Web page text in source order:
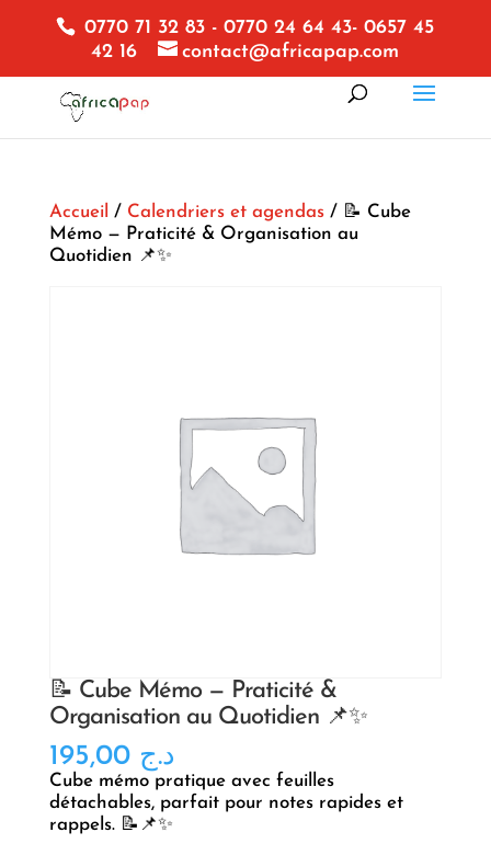
0770 71 32 83 - 0770 24 64 43- 0657 45
42 16
contact@africapap.com
Accueil / Calendriers et agendas/ 📝 Cube
Mémo — Praticité & Organisation au
Quotidien 📌✨
📝 Cube Mémo — Praticité &
Organisation au Quotidien 📌✨
د.ج 195,00
Cube mémo pratique avec feuilles
détachables, parfait pour notes rapides et
rappels. 📝📌✨